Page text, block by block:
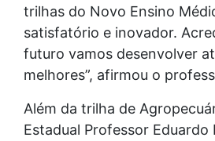
trilhas do Novo Ensino
satisfatório e inovador.
futuro vamos desenvolver
melhores”, afirmou o
Além da trilha de
Estadual Professor Eduardo